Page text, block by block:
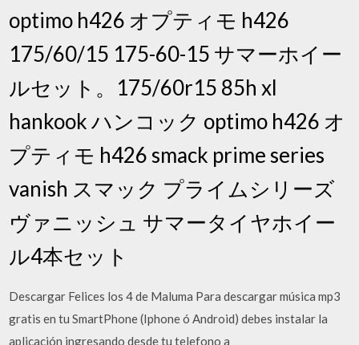
optimo h426 オプティモ h426
175/60/15 175-60-15 サマーホイー
ルセット。175/60r15 85h xl
hankook ハンコック optimo h426 オ
プティモ h426 smack prime series
vanish スマック プライムシリーズ
ヴァニッシュ サマータイヤホイー
ル4本セット
Descargar Felices los 4 de Maluma Para descargar música mp3
gratis en tu SmartPhone (Iphone ó Android) debes instalar la
aplicación ingresando desde tu telefono a